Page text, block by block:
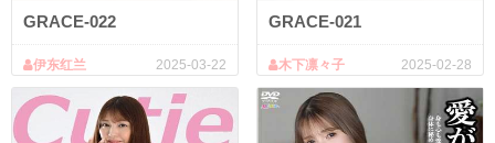
GRACE-022
2025-03-22
伊东红兰
GRACE-021
2025-02-28
木下凛々子